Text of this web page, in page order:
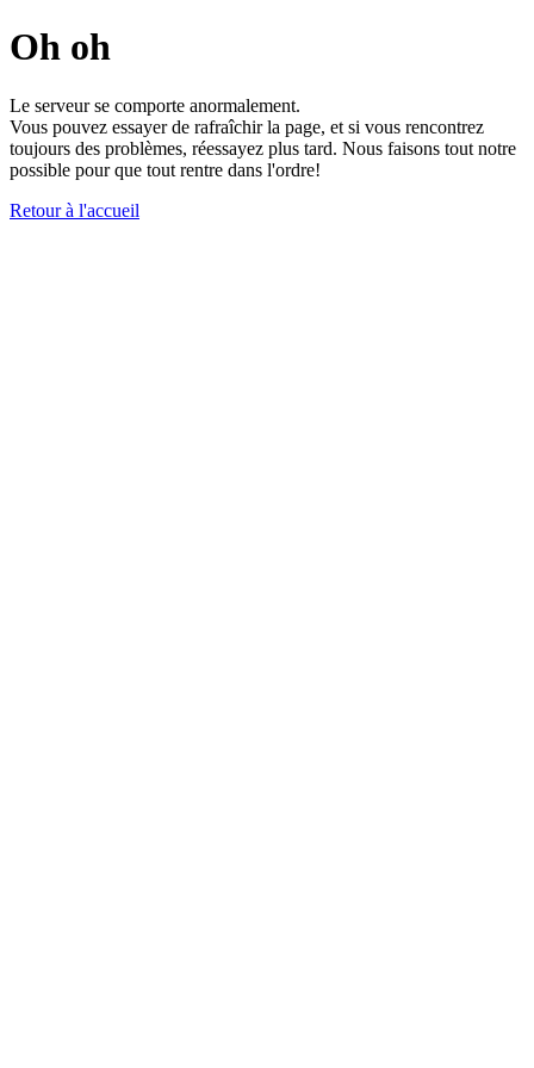
Oh oh
Le serveur se comporte anormalement.
Vous pouvez essayer de rafraîchir la page, et si vous rencontrez
toujours des problèmes, réessayez plus tard. Nous faisons tout notre
possible pour que tout rentre dans l'ordre!
Retour à l'accueil